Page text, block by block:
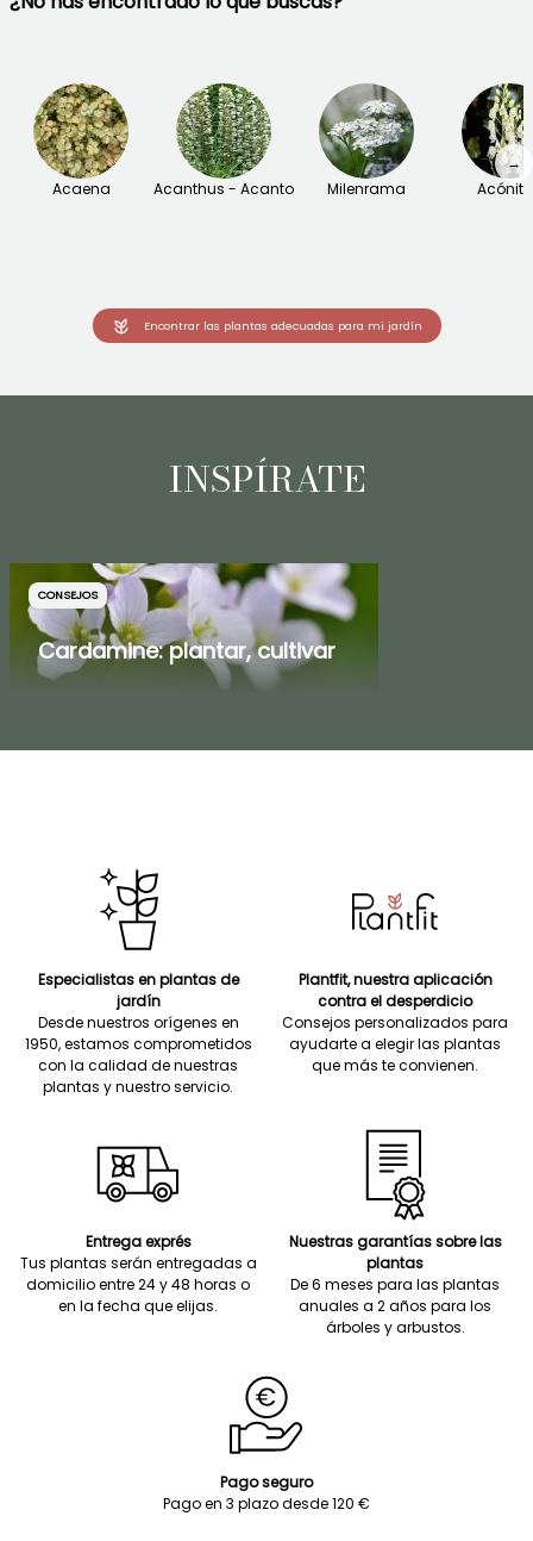
Acaena Acanthus - Acanto Milenrama
→
Encontrar las plantas adecuadas para mi jardín
INSPÍRATE
CONSEJOS
Cardamine: plantar, cultivar
Especialistas en plantas de
jardín
Desde nuestros orígenes en
1950, estamos comprometidos
con la calidad de nuestras
plantas y nuestro servicio.
Plantfit, nuestra aplicación
contra el desperdicio
Consejos personalizados para
ayudarte a elegir las plantas
que más te convienen.
Entrega exprés
Tus plantas serán entregadas a
domicilio entre 24 y 48 horas o
en la fecha que elijas.
Nuestras garantías sobre las
plantas
De 6 meses para las plantas
anuales a 2 años para los
árboles y arbustos.
Pago seguro
Pago en 3 plazo desde 120 €